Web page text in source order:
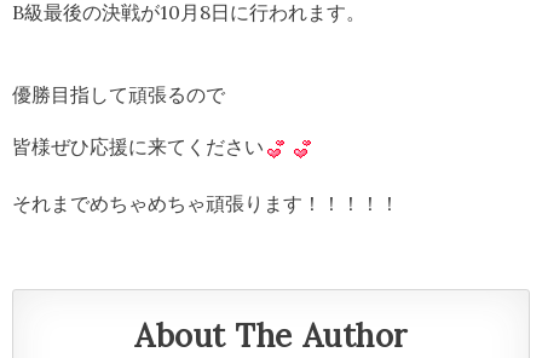
B級最後の決戦が10月8日に行われます。
優勝目指して頑張るので
皆様ぜひ応援に来てください
それまでめちゃめちゃ頑張ります！！！！！
About The Author